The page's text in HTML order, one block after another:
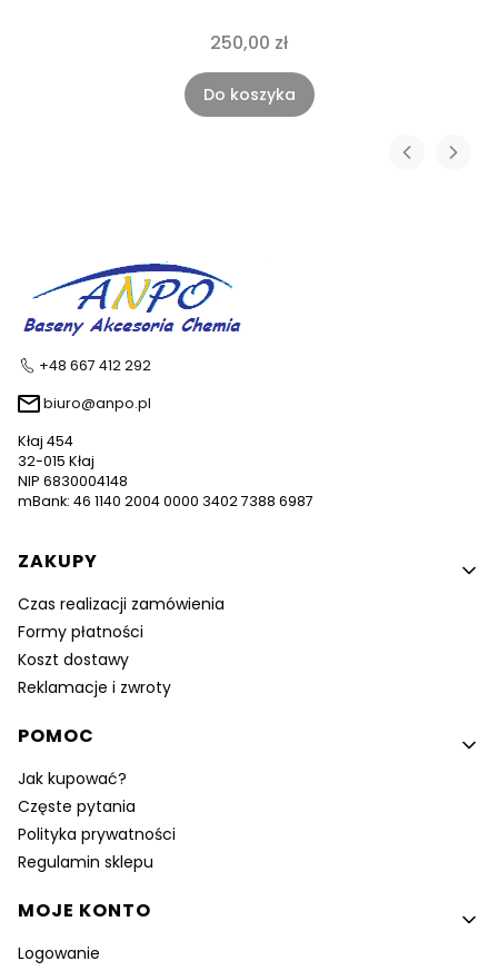
250,00 zł
Do koszyka
+48 667 412 292
biuro@anpo.pl
Kłaj 454
32-015 Kłaj
NIP 6830004148
mBank: 46 1140 2004 0000 3402 7388 6987
Linki w stopce
ZAKUPY
Czas realizacji zamówienia
Formy płatności
Koszt dostawy
Reklamacje i zwroty
POMOC
Jak kupować?
Częste pytania
Polityka prywatności
Regulamin sklepu
MOJE KONTO
Logowanie